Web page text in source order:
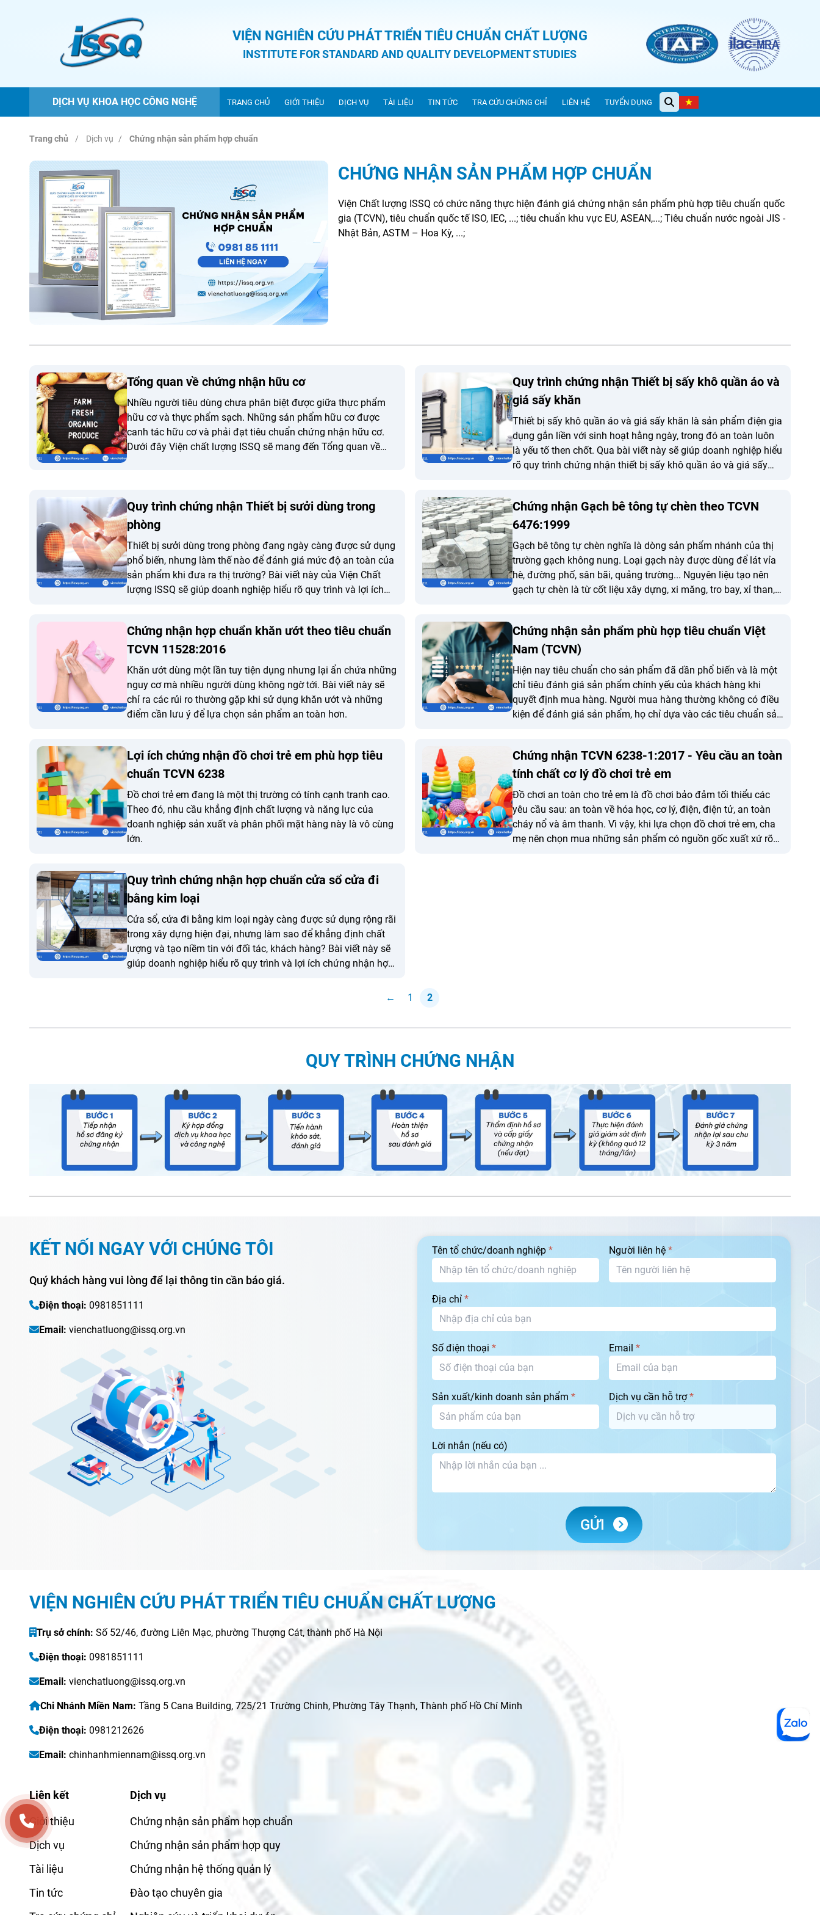
VIỆN NGHIÊN CỨU PHÁT TRIỂN TIÊU CHUẨN CHẤT LƯỢNG
INSTITUTE FOR STANDARD AND QUALITY DEVELOPMENT STUDIES
DỊCH VỤ KHOA HỌC CÔNG NGHỆ TRANG CHỦ GIỚI THIỆU DỊCH VỤ TÀI LIỆU TIN TỨC TRA CỨU CHỨNG CHỈ LIÊN HỆ TUYỂN DỤNG
Trang chủ Dịch vụ Chứng nhận sản phẩm hợp chuẩn
CHỨNG NHẬN SẢN PHẨM HỢP CHUẨN
Viện Chất lượng ISSQ có chức năng thực hiện đánh giá chứng nhận sản phẩm phù hợp tiêu chuẩn quốc
gia (TCVN), tiêu chuẩn quốc tế ISO, IEC, ...; tiêu chuẩn khu vực EU, ASEAN,...; Tiêu chuẩn nước ngoài JIS -
Nhật Bản, ASTM – Hoa Kỳ, ...;
Tổng quan về chứng nhận hữu cơ
Nhiều người tiêu dùng chưa phân biệt được giữa thực phẩm
hữu cơ và thực phẩm sạch. Những sản phẩm hữu cơ được
canh tác hữu cơ và phải đạt tiêu chuẩn chứng nhận hữu cơ.
Dưới đây Viện chất lượng ISSQ sẽ mang đến Tổng quan về
Quy trình chứng nhận Thiết bị sấy khô quần áo và
giá sấy khăn
Thiết bị sấy khô quần áo và giá sấy khăn là sản phẩm điện gia
dụng gắn liền với sinh hoạt hằng ngày, trong đó an toàn luôn
là yếu tố then chốt. Qua bài viết này sẽ giúp doanh nghiệp hiểu
rõ quy trình chứng nhận thiết bị sấy khô quần áo và giá sấy
Quy trình chứng nhận Thiết bị sưởi dùng trong
phòng
Thiết bị sưởi dùng trong phòng đang ngày càng được sử dụng
phổ biến, nhưng làm thế nào để đánh giá mức độ an toàn của
sản phẩm khi đưa ra thị trường? Bài viết này của Viện Chất
lượng ISSQ sẽ giúp doanh nghiệp hiểu rõ quy trình và lợi ích
Chứng nhận Gạch bê tông tự chèn theo TCVN
6476:1999
Gạch bê tông tự chèn nghĩa là dòng sản phẩm nhánh của thị
trường gạch không nung. Loại gạch này được dùng để lát vỉa
hè, đường phố, sân bãi, quảng trường... Nguyên liệu tạo nên
gạch tự chèn là từ cốt liệu xây dựng, xi măng, tro bay, xỉ than,
Chứng nhận hợp chuẩn khăn ướt theo tiêu chuẩn
TCVN 11528:2016
Khăn ướt dùng một lần tuy tiện dụng nhưng lại ẩn chứa những
nguy cơ mà nhiều người dùng không ngờ tới. Bài viết này sẽ
chỉ ra các rủi ro thường gặp khi sử dụng khăn ướt và những
điểm cần lưu ý để lựa chọn sản phẩm an toàn hơn.
Chứng nhận sản phẩm phù hợp tiêu chuẩn Việt
Nam (TCVN)
Hiện nay tiêu chuẩn cho sản phẩm đã dần phổ biến và là một
chỉ tiêu đánh giá sản phẩm chính yếu của khách hàng khi
quyết định mua hàng. Người mua hàng thường không có điều
kiện để đánh giá sản phẩm, họ chỉ dựa vào các tiêu chuẩn sản
Lợi ích chứng nhận đồ chơi trẻ em phù hợp tiêu
chuẩn TCVN 6238
Đồ chơi trẻ em đang là một thị trường có tính cạnh tranh cao.
Theo đó, nhu cầu khẳng định chất lượng và năng lực của
doanh nghiệp sản xuất và phân phối mặt hàng này là vô cùng
lớn.
Chứng nhận TCVN 6238-1:2017 - Yêu cầu an toàn
tính chất cơ lý đồ chơi trẻ em
Đồ chơi an toàn cho trẻ em là đồ chơi bảo đảm tối thiểu các
yêu cầu sau: an toàn về hóa học, cơ lý, điện, điện tử, an toàn
cháy nổ và âm thanh. Vì vậy, khi lựa chọn đồ chơi trẻ em, cha
mẹ nên chọn mua những sản phẩm có nguồn gốc xuất xứ rõ
Quy trình chứng nhận hợp chuẩn cửa sổ cửa đi
bằng kim loại
Cửa sổ, cửa đi bằng kim loại ngày càng được sử dụng rộng rãi
trong xây dựng hiện đại, nhưng làm sao để khẳng định chất
lượng và tạo niềm tin với đối tác, khách hàng? Bài viết này sẽ
giúp doanh nghiệp hiểu rõ quy trình và lợi ích chứng nhận hợp
← 1 2
QUY TRÌNH CHỨNG NHẬN
KẾT NỐI NGAY VỚI CHÚNG TÔI
Quý khách hàng vui lòng để lại thông tin cần báo giá.
Điện thoại: 0981851111
Email: vienchatluong@issq.org.vn
Tên tổ chức/doanh nghiệp * Người liên hệ *
Địa chỉ *
Số điện thoại * Email *
Sản xuất/kinh doanh sản phẩm * Dịch vụ cần hỗ trợ*
Lời nhắn (nếu có)
GỬI
VIỆN NGHIÊN CỨU PHÁT TRIỂN TIÊU CHUẨN CHẤT LƯỢNG
Trụ sở chính: Số 52/46, đường Liên Mạc, phường Thượng Cát, thành phố Hà Nội
Điện thoại: 0981851111
Email: vienchatluong@issq.org.vn
Chi Nhánh Miền Nam: Tầng 5 Cana Building, 725/21 Trường Chinh, Phường Tây Thạnh, Thành phố Hồ Chí Minh
Điện thoại: 0981212626
Email: chinhanhmiennam@issq.org.vn
Liên kết
Giới thiệu
Dịch vụ
Tài liệu
Tin tức
Dịch vụ
Chứng nhận sản phẩm hợp chuẩn
Chứng nhận sản phẩm hợp quy
Chứng nhận hệ thống quản lý
Đào tạo chuyên gia